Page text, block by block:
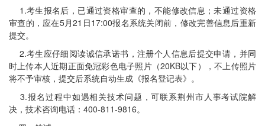
1.考生报名后，已通过资格审查的，不能修改信息；未通过资格
审查的，应在5月21日17:00报名系统关闭前，修改完善信息后重新
提交。
2.考生应仔细阅读诚信承诺书，注册个人信息后提交申请，并同
时上传本人近期正面免冠彩色电子照片（20KB以下），不上传照片
将不予审核，提交后系统自动生成《报名登记表》。
3.报名过程中如遇相关技术问题，可联系荆州市人事考试院解
决，技术咨询电话：400-811-9816。